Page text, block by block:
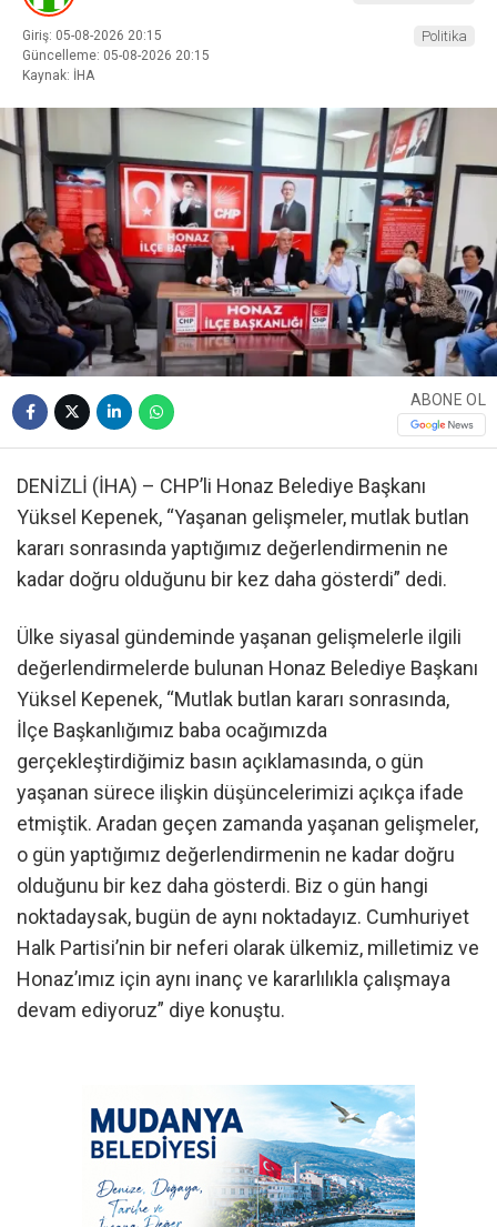
Giriş: 05-08-2026 20:15
Güncelleme: 05-08-2026 20:15
Kaynak: İHA
Politika
ABONE OL
DENİZLİ (İHA) – CHP’li Honaz Belediye Başkanı
Yüksel Kepenek, “Yaşanan gelişmeler, mutlak butlan
kararı sonrasında yaptığımız değerlendirmenin ne
kadar doğru olduğunu bir kez daha gösterdi” dedi.
Ülke siyasal gündeminde yaşanan gelişmelerle ilgili
değerlendirmelerde bulunan Honaz Belediye Başkanı
Yüksel Kepenek, “Mutlak butlan kararı sonrasında,
İlçe Başkanlığımız baba ocağımızda
gerçekleştirdiğimiz basın açıklamasında, o gün
yaşanan sürece ilişkin düşüncelerimizi açıkça ifade
etmiştik. Aradan geçen zamanda yaşanan gelişmeler,
o gün yaptığımız değerlendirmenin ne kadar doğru
olduğunu bir kez daha gösterdi. Biz o gün hangi
noktadaysak, bugün de aynı noktadayız. Cumhuriyet
Halk Partisi’nin bir neferi olarak ülkemiz, milletimiz ve
Honaz’ımız için aynı inanç ve kararlılıkla çalışmaya
devam ediyoruz” diye konuştu.